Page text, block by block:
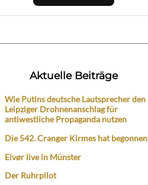
Aktuelle Beiträge
Wie Putins deutsche Lautsprecher den
Leipziger Drohnenanschlag für
antiwestliche Propaganda nutzen
Die 542. Cranger Kirmes hat begonnen
Eivør live in Münster
Der Ruhrpilot